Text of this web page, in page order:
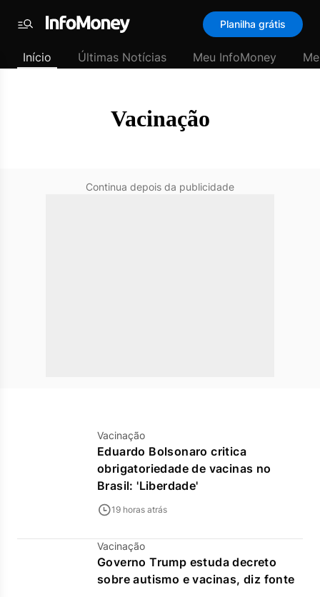
Padrão
Últimas
Menu
Planilha grátis
Início Últimas Notícias Meu InfoMoney
Vacinação
Continua depois da publicidade
Vacinação
Eduardo Bolsonaro critica
obrigatoriedade de vacinas no
Brasil: 'Liberdade'
19 horas atrás
Vacinação
Governo Trump estuda decreto
sobre autismo e vacinas, diz fonte